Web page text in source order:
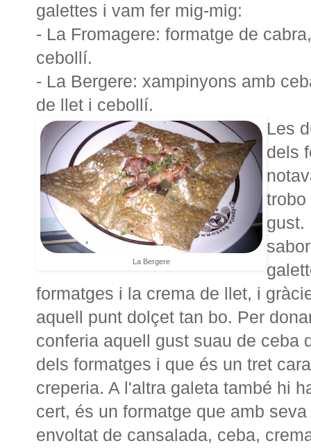
galettes i vam fer mig-mig:
- La Fromagere: formatge de
cebollí.
- La Bergere: xampinyons amb
de llet i cebollí.
La Bergere
Les
dels
trobo
gust.
formatges i la crema de llet, i
aquell punt dolçet tan bo. Per
conferia aquell gust suau de ceba
dels formatges i que és un tret
creperia. A l'altra galeta també hi
cert, és un formatge que amb
envoltat de cansalada, ceba,